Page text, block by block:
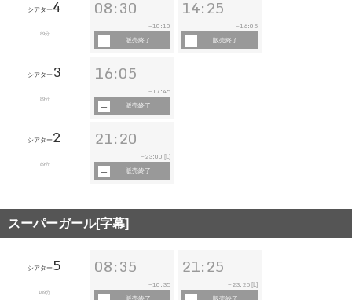
シアター4
89分
08:30
~10:10
販売終了
14:25
~16:05
販売終了
シアター 3
89分
16:05
~17:45
販売終了
シアター2
89分
21:20
~ 23:00 [L]
販売終了
スーパーガール[字幕]
シアター5
109分
08:35
~ 10:35
販売終了
21:25
~ 23:25 [L]
販売終了